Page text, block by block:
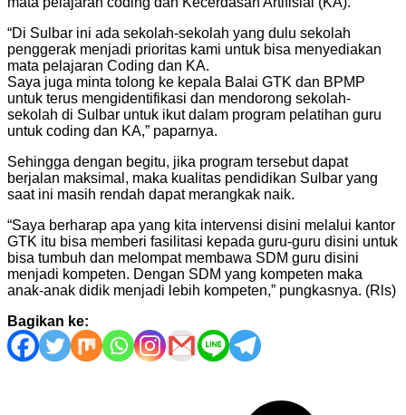
“Di Sulbar ini ada sekolah-sekolah yang dulu sekolah
penggerak menjadi prioritas kami untuk bisa menyediakan
mata pelajaran Coding dan KA.
Saya juga minta tolong ke kepala Balai GTK dan BPMP
untuk terus mengidentifikasi dan mendorong sekolah-
sekolah di Sulbar untuk ikut dalam program pelatihan guru
untuk coding dan KA,” paparnya.
Sehingga dengan begitu, jika program tersebut dapat
berjalan maksimal, maka kualitas pendidikan Sulbar yang
saat ini masih rendah dapat merangkak naik.
“Saya berharap apa yang kita intervensi disini melalui kantor
GTK itu bisa memberi fasilitasi kepada guru-guru disini untuk
bisa tumbuh dan melompat membawa SDM guru disini
menjadi kompeten. Dengan SDM yang kompeten maka
anak-anak didik menjadi lebih kompeten,” pungkasnya. (Rls)
Bagikan ke: